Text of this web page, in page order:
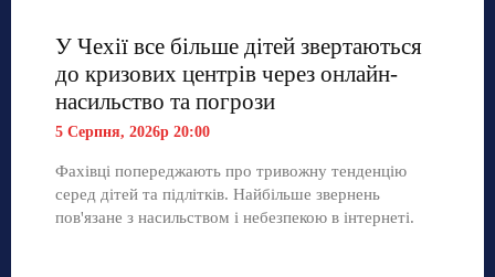
У Чехії все більше дітей звертаються
до кризових центрів через онлайн-
насильство та погрози
5 Серпня, 2026р 20:00
Фахівці попереджають про тривожну тенденцію
серед дітей та підлітків. Найбільше звернень
пов'язане з насильством і небезпекою в інтернеті.